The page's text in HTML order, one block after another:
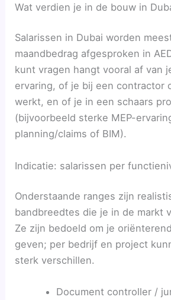
Wat verdien je in de bouw in
Salarissen in Dubai worden
maandbedrag afgesproken in
kunt vragen hangt vooral af van
ervaring, of je bij een contractor
werkt, en of je in een schaars
(bijvoorbeeld sterke MEP-
planning/claims of BIM).
Indicatie: salarissen per
Onderstaande ranges zijn
bandbreedtes die je in de markt
Ze zijn bedoeld om je
geven; per bedrijf en project
sterk verschillen.
Document controller /